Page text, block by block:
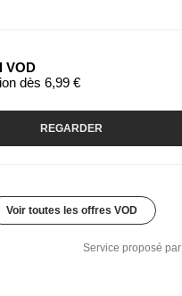
VOD
dès 6,99 €
REGARDER
Voir toutes les offres VOD
Service proposé par